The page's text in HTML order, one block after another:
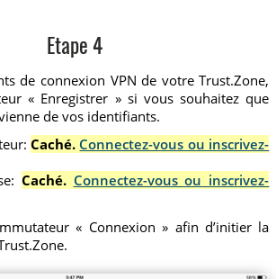
Etape 4
de connexion VPN de votre Trust.Zone,
« Enregistrer » si vous souhaitez que
de vos identifiants.
Caché. Connectez-vous ou inscrivez-
Caché. Connectez-vous ou inscrivez-
« Connexion » afin d’initier la